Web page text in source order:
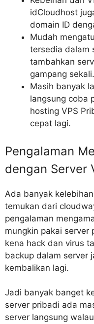
idCloudhost
domain ID
Mudah
tersedia dalam
tambahkan
gampang sekali.
Masih banyak
langsung coba
hosting VPS
cepat lagi.
Pengalaman
dengan Server
Ada banyak
temukan dari
pengalaman
mungkin pakai server
kena hack dan virus
backup dalam server
kembalikan lagi.
Jadi banyak banget
server pribadi ada
server langsung